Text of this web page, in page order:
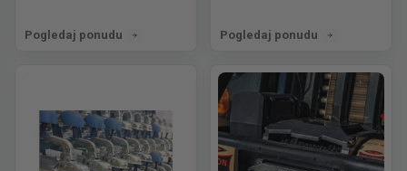
Pogledaj ponudu Pogledaj ponudu